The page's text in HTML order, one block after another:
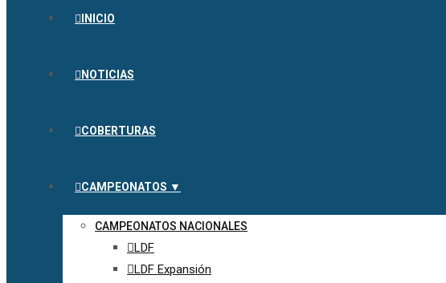
INICIO
NOTICIAS
COBERTURAS
CAMPEONATOS ▼
CAMPEONATOS NACIONALES
LDF
LDF Expansión